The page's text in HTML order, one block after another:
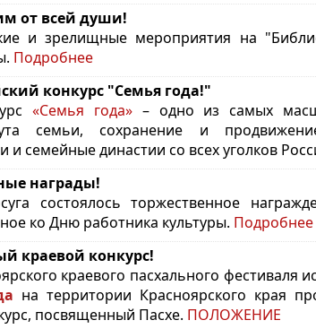
от всей души!
и зрелищные мероприятия на
Подробнее
конкурс "Семья года!"
«Семья года»– одно из самых
семьи, сохранение и
семейные династии со всех уголков
награды!
состоялось торжественное
ко Дню работника культуры. Подробнее
краевой конкурс!
краевого пасхального фестиваля
на территории Красноярского края
посвященный Пасхе. ПОЛОЖЕНИЕ